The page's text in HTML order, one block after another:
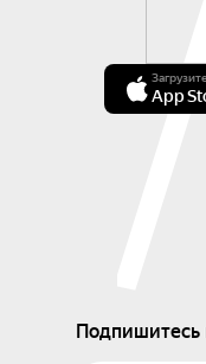
App
Подпишитесь